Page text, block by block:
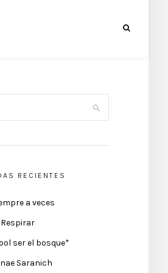
RECIENTES
a veces
Respirar
ser el bosque*
Saranich